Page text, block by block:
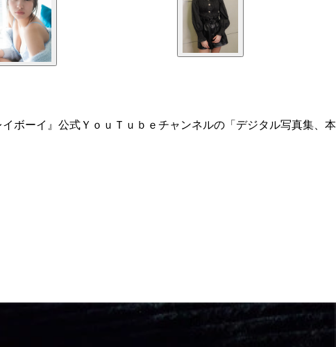
ボーイ』公式ＹｏｕＴｕｂｅチャンネルの「デジタル写真集、本